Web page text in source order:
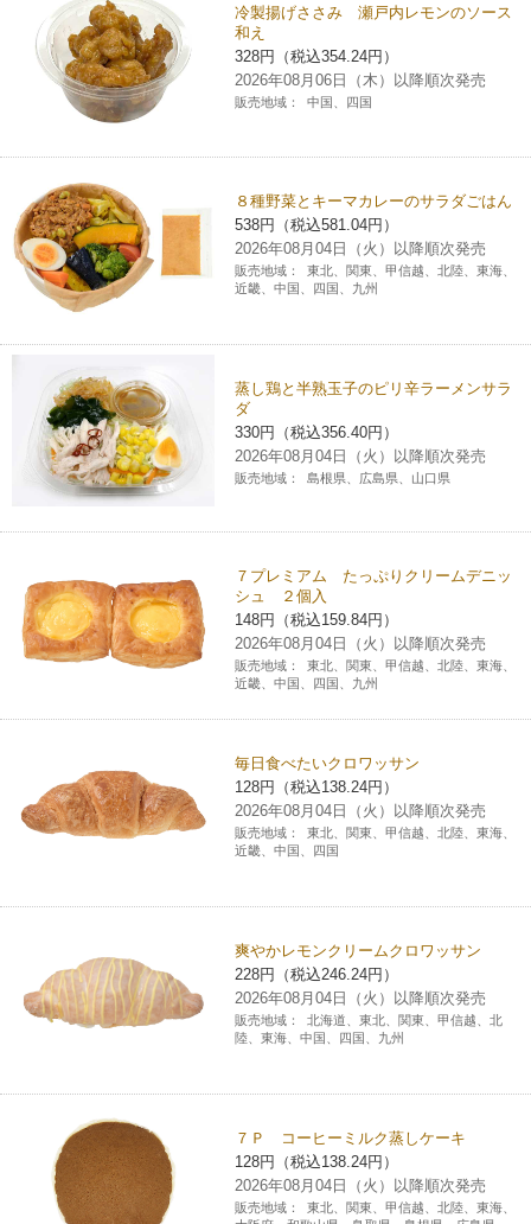
冷製揚げささみ 瀬戸内レモンのソース
和え
328円（税込354.24円）
2026年08月06日（木）以降順次発売
販売地域： 中国、四国
８種野菜とキーマカレーのサラダごはん
538円（税込581.04円）
2026年08月04日（火）以降順次発売
販売地域：
東北、関東、甲信越、北陸、東海、
近畿、中国、四国、九州
蒸し鶏と半熟玉子のピリ辛ラーメンサラ
ダ
330円（税込356.40円）
2026年08月04日（火）以降順次発売
販売地域： 島根県、広島県、山口県
７プレミアム たっぷりクリームデニッ
シュ ２個入
148円（税込159.84円）
2026年08月04日（火）以降順次発売
販売地域：
東北、関東、甲信越、北陸、東海、
近畿、中国、四国、九州
毎日食べたいクロワッサン
128円（税込138.24円）
2026年08月04日（火）以降順次発売
販売地域：
東北、関東、甲信越、北陸、東海、
近畿、中国、四国
爽やかレモンクリームクロワッサン
228円（税込246.24円）
2026年08月04日（火）以降順次発売
販売地域：
北海道、東北、関東、甲信越、北
陸、東海、中国、四国、九州
７Ｐ コーヒーミルク蒸しケーキ
128円（税込138.24円）
2026年08月04日（火）以降順次発売
販売地域：
東北、関東、甲信越、北陸、東海、